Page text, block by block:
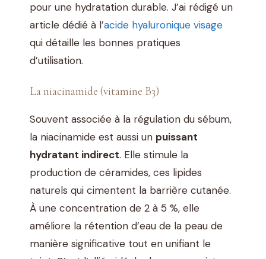
pour une hydratation durable. J’ai rédigé un
article dédié à l’acide hyaluronique visage
qui détaille les bonnes pratiques
d’utilisation.
La niacinamide (vitamine B3)
Souvent associée à la régulation du sébum,
la niacinamide est aussi un puissant
hydratant indirect. Elle stimule la
production de céramides, ces lipides
naturels qui cimentent la barrière cutanée.
À une concentration de 2 à 5 %, elle
améliore la rétention d’eau de la peau de
manière significative tout en unifiant le